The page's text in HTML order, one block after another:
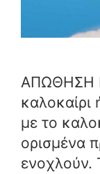
ΑΠΩΘΗΣΗ
καλοκαίρι
με το
ορισμένα
ενοχλούν.